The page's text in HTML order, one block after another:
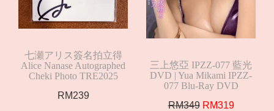
七瀬アリス簽名拍立得
Alice Nanase Autographed
Cheki Photo TRE2025
RM239
三上悠亞 IPZZ-077 藍光
DVD | Yua Mikami IPZZ-
077 Blu-Ray DVD
RM349 Original
RM319Current